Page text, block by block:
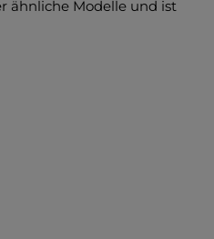
ähnliche Modelle und ist